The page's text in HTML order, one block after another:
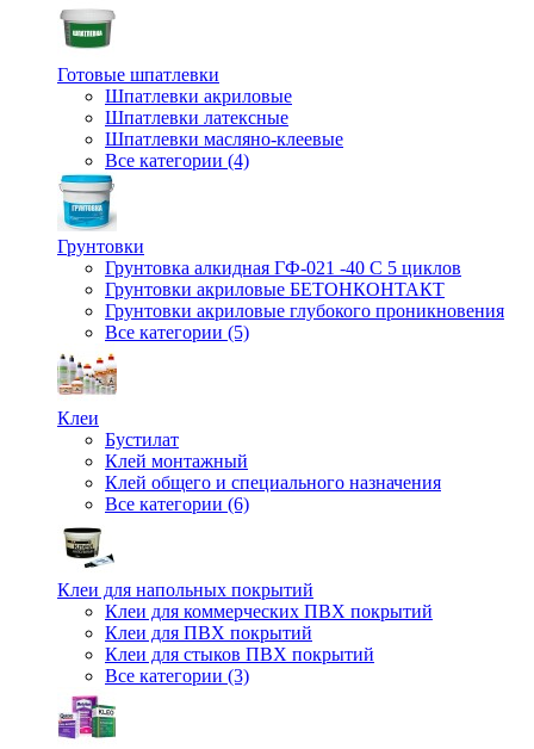
Готовые шпатлевки
Шпатлевки акриловые
Шпатлевки латексные
Шпатлевки масляно-клеевые
Все категории (4)
Грунтовки
Грунтовка алкидная ГФ-021 -40 С 5 циклов
Грунтовки акриловые БЕТОНКОНТАКТ
Грунтовки акриловые глубокого проникновения
Все категории (5)
Клеи
Бустилат
Клей монтажный
Клей общего и специального назначения
Все категории (6)
Клеи для напольных покрытий
Клеи для коммерческих ПВХ покрытий
Клеи для ПВХ покрытий
Клеи для стыков ПВХ покрытий
Все категории (3)